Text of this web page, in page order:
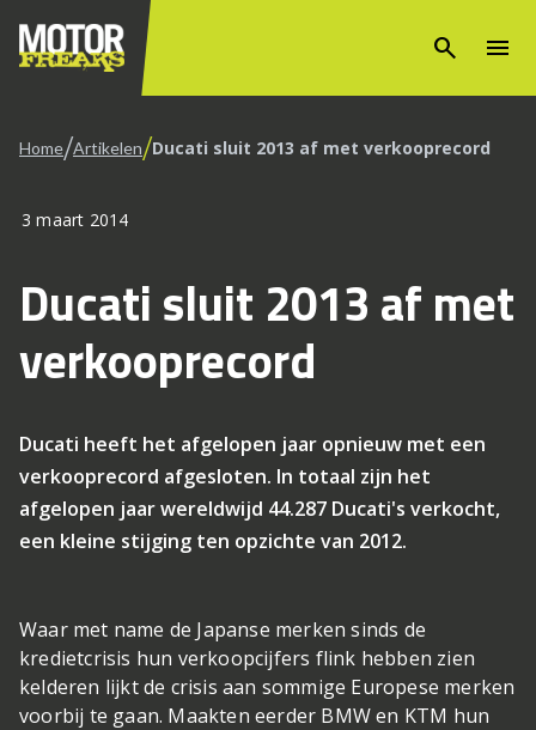
search menu
Home/Artikelen/Ducati sluit 2013 af met verkooprecord
3 maart 2014
Ducati sluit 2013 af met
verkooprecord
Ducati heeft het afgelopen jaar opnieuw met een
verkooprecord afgesloten. In totaal zijn het
afgelopen jaar wereldwijd 44.287 Ducati's verkocht,
een kleine stijging ten opzichte van 2012.
Waar met name de Japanse merken sinds de
kredietcrisis hun verkoopcijfers flink hebben zien
kelderen lijkt de crisis aan sommige Europese merken
voorbij te gaan. Maakten eerder BMW en KTM hun